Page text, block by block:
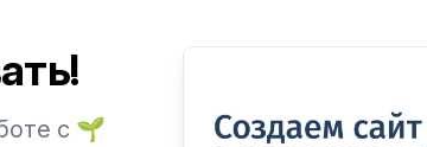
с 🌱